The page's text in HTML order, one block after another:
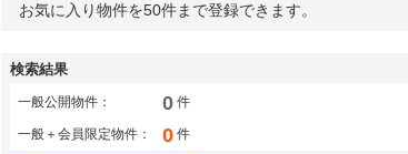
お気に入り物件を50件まで登録できます。
検索結果
一般公開物件： 0 件
一般＋会員限定物件： 0 件